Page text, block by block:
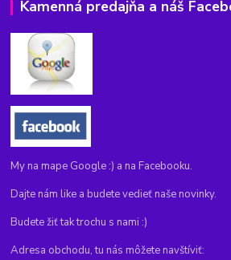
Kamenná predajňa a náš
My na mape Google :) a na Facebooku.
Dajte nám like a budete vedieť naše novinky.
Budete žiť tak trochu s nami :)
Adresa obchodu, tu nás môžete navštíviť: